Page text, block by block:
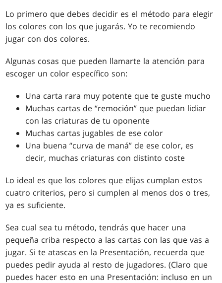
Lo primero que debes decidir es el método para elegir
los colores con los que jugarás. Yo te recomiendo
jugar con dos colores.
Algunas cosas que pueden llamarte la atención para
escoger un color específico son:
Una carta rara muy potente que te guste mucho
Muchas cartas de “remoción” que puedan lidiar
con las criaturas de tu oponente
Muchas cartas jugables de ese color
Una buena “curva de maná” de ese color, es
decir, muchas criaturas con distinto coste
Lo ideal es que los colores que elijas cumplan estos
cuatro criterios, pero si cumplen al menos dos o tres,
ya es suficiente.
Sea cual sea tu método, tendrás que hacer una
pequeña criba respecto a las cartas con las que vas a
jugar. Si te atascas en la Presentación, recuerda que
puedes pedir ayuda al resto de jugadores. (Claro que
puedes hacer esto en una Presentación: incluso en un